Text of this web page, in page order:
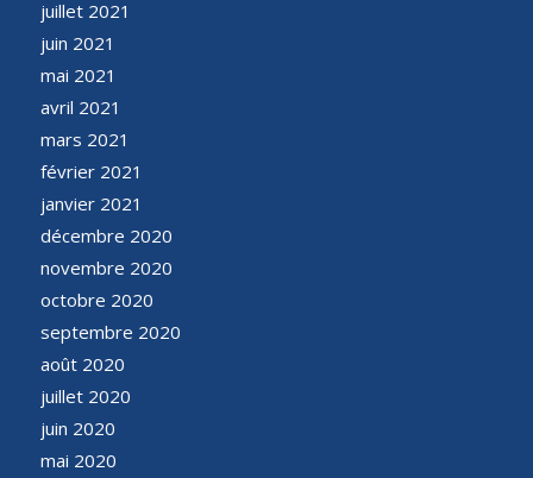
juillet 2021
juin 2021
mai 2021
avril 2021
mars 2021
février 2021
janvier 2021
décembre 2020
novembre 2020
octobre 2020
septembre 2020
août 2020
juillet 2020
juin 2020
mai 2020